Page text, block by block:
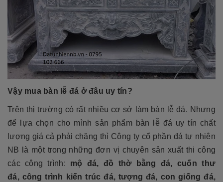
Vậy mua bàn lễ đá ở đâu uy tín?
Trên thị trường có rất nhiều cơ sở làm bàn lễ đá. Nhưng
để lựa chọn cho mình sản phẩm bàn lễ đá uy tín chất
lượng giá cả phải chăng thì Công ty cổ phần đá tự nhiên
NB là một trong những đơn vị chuyên sản xuất thi công
các công trình: mộ đá, đồ thờ bằng đá, cuốn thư
đá, công trình kiến trúc đá, tượng đá, con giống đá,